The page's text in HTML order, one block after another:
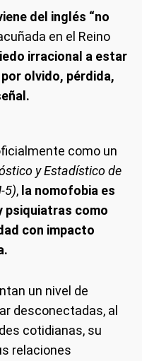
del inglés “no
en el Reino
irracional a estar
olvido, pérdida,
como un
y Estadístico de
5), la nomofobia es
psiquiatras como
con impacto
un nivel de
desconectadas, al
cotidianas, su
relaciones